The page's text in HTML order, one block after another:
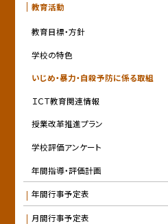
教育活動
教育目標・方針
学校の特色
いじめ・暴力・自殺予防に係る取組
ＩＣＴ教育関連情報
授業改革推進プラン
学校評価アンケート
年間指導・評価計画
年間行事予定表
月間行事予定表